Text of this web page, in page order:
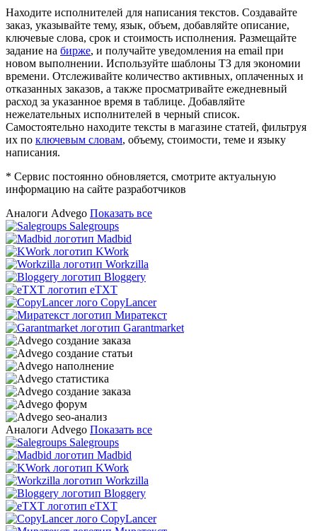
Находите исполнителей для написания текстов. Создавайте
заказ, указывайте тему, язык, объем, добавляйте описание,
ключевые слова, срок и стоимость исполнения. Размещайте
задание на бирже, и получайте уведомления на email при
новом выполнении. Используйте шаблоны ТЗ для экономии
времени. Отслеживайте количество активных, оплаченных и
отказанных заказов, а также просматривайте ежедневный
расход за указанное время в таблице. Добавляйте
нежелательных исполнителей в черный список.
Самостоятельно находите тексты в магазине статей, фильтруя
их по ключевым словам, объему, стоимости, теме и языку
написания.
* Сервис постоянно обновляется, смотрите актуальную
информацию на сайте разработчиков
Аналоги Advego Показать все
Salegroups
Madbid
KWork
Workzilla
Bloggery
eTXT
CopyLancer
Миратекст
Garantmarket
Аналоги Advego Показать все
Salegroups
Madbid
KWork
Workzilla
Bloggery
eTXT
CopyLancer